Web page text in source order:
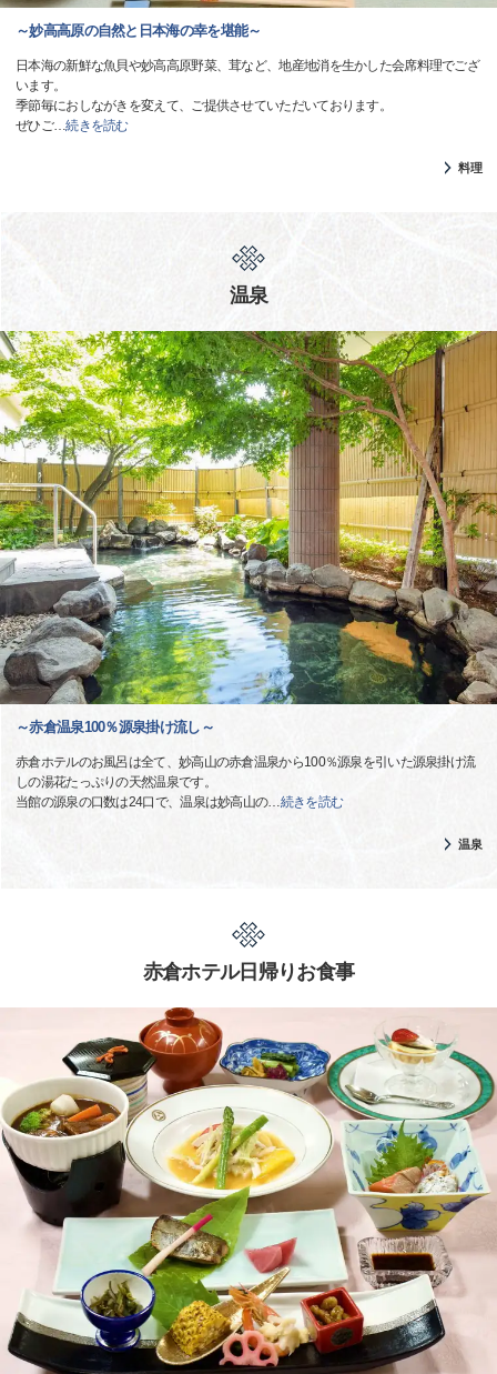
～妙高高原の自然と日本海の幸を堪能～
日本海の新鮮な魚貝や妙高高原野菜、茸など、地産地消を生かした会席料理でござ
います。
季節毎におしながきを変えて、ご提供させていただいております。
ぜひご…続きを読む
料理
温泉
～赤倉温泉100％源泉掛け流し～
赤倉ホテルのお風呂は全て、妙高山の赤倉温泉から100％源泉を引いた源泉掛け流
しの湯花たっぷりの天然温泉です。
当館の源泉の口数は24口で、温泉は妙高山の…続きを読む
温泉
赤倉ホテル日帰りお食事